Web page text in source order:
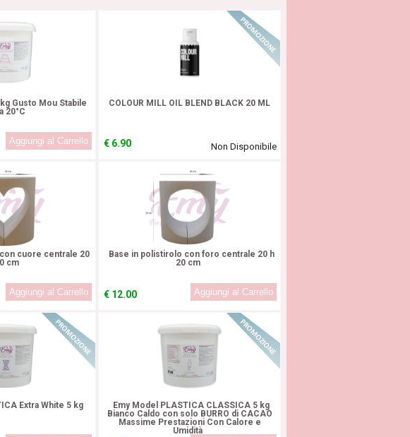
Gusto Mou Stabile
20°C
COLOUR MILL OIL BLEND BLACK 20 ML
€ 6.90
In Promozione!
Non Disponibile
cuore centrale 20
cm
Base in polistirolo con foro centrale 20 h
20 cm
€ 12.00
Extra White 5 kg
In Promozione!
Emy Model PLASTICA CLASSICA 5 kg
Bianco Caldo con solo BURRO di CACAO
Massime Prestazioni Con Calore e
Umidità
In Promozione!